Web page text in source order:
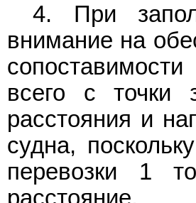
4. При
внимание на
всего с точки
расстояния и
судна,
перевозки 1